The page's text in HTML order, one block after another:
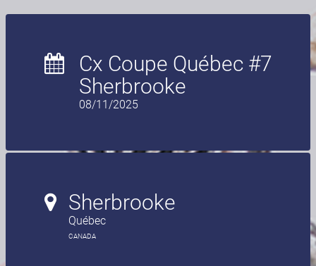
Cx Coupe Québec #7
Sherbrooke
08/11/2025
Sherbrooke
Québec
CANADA